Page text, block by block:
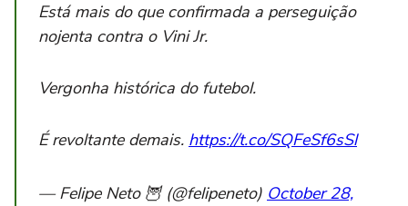
Está mais do que confirmada a perseguição
nojenta contra o Vini Jr.
Vergonha histórica do futebol.
É revoltante demais. https://t.co/SQFeSf6sSl
— Felipe Neto 🦉 (@felipeneto) October 28,